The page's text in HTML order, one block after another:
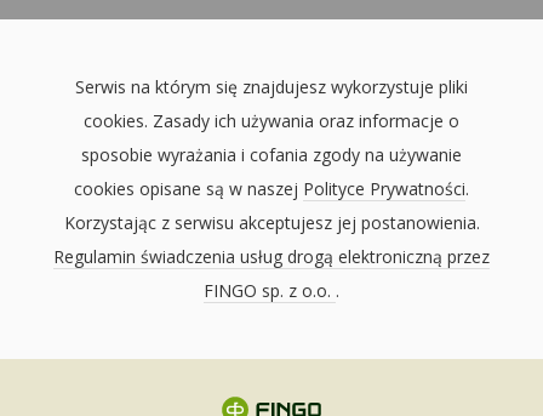
Serwis na którym się znajdujesz wykorzystuje pliki
cookies. Zasady ich używania oraz informacje o
sposobie wyrażania i cofania zgody na używanie
cookies opisane są w naszej Polityce Prywatności.
Korzystając z serwisu akceptujesz jej postanowienia.
Regulamin świadczenia usług drogą elektroniczną przez
FINGO sp. z o.o. .